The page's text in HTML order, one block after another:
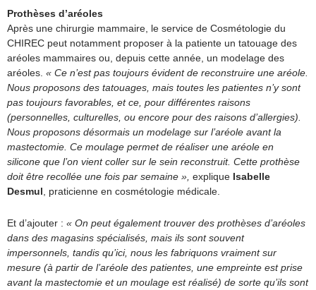
Prothèses d’aréoles
Après une chirurgie mammaire, le service de Cosmétologie du
CHIREC peut notamment proposer à la patiente un tatouage des
aréoles mammaires ou, depuis cette année, un modelage des
aréoles. « Ce n’est pas toujours évident de reconstruire une aréole.
Nous proposons des tatouages, mais toutes les patientes n’y sont
pas toujours favorables, et ce, pour différentes raisons
(personnelles, culturelles, ou encore pour des raisons d’allergies).
Nous proposons désormais un modelage sur l’aréole avant la
mastectomie. Ce moulage permet de réaliser une aréole en
silicone que l’on vient coller sur le sein reconstruit. Cette prothèse
doit être recollée une fois par semaine », explique Isabelle
Desmul , praticienne en cosmétologie médicale.
Et d’ajouter : « On peut également trouver des prothèses d’aréoles
dans des magasins spécialisés, mais ils sont souvent
impersonnels, tandis qu’ici, nous les fabriquons vraiment sur
mesure (à partir de l’aréole des patientes, une empreinte est prise
avant la mastectomie et un moulage est réalisé) de sorte qu’ils sont